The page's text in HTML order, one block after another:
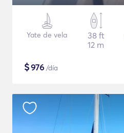
Yate de vela
38 ft
12 m
$976 /día